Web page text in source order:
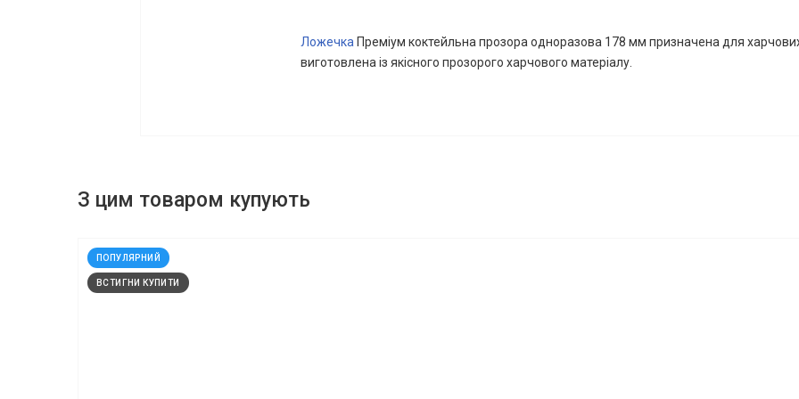
Ложечка Преміум коктейльна прозора одноразова 178 мм призначена для
виготовлена із якісного прозорого харчового матеріалу.
З цим товаром купують
ПОПУЛЯРНИЙ
ВСТИГНИ КУПИТИ
код: 13419